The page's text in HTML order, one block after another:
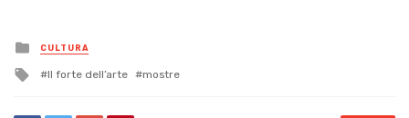
Posted
in
CULTURA
Tagged
Il forte dell’arte mostre